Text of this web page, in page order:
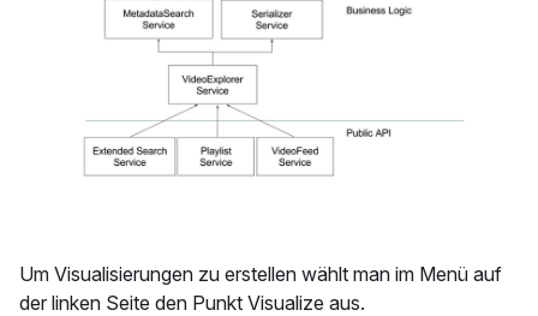
Um Visualisierungen zu erstellen wählt man im Menü auf
der linken Seite den Punkt Visualize aus.